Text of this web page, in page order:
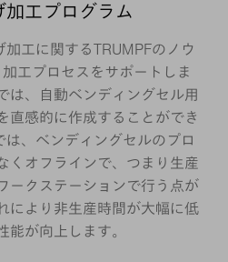
工プログラム
工に関するTRUMPFのノウ
工プロセスをサポートしま
は、自動ベンディングセル用
直感的に作成することができ
、ベンディングセルのプロ
くオフラインで、つまり生産
ークステーションで行う点が
により非生産時間が大幅に低
能が向上します。